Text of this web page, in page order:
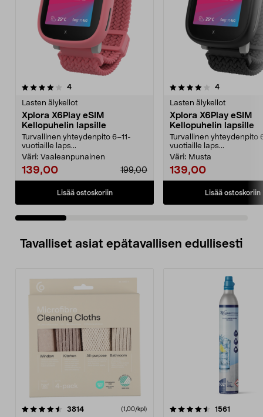
4arvostelut
Lasten älykellot
Xplora X6Play eSIM
Kellopuhelin lapsille
Turvallinen yhteydenpito 6–11-
vuotiaille laps...
Väri: Vaaleanpunainen
139,00 199,00
Lisää ostoskoriin
4.0 viidestä
4arvostelut
Lasten älykellot
Xplora X6Play eSIM
Kellopuhelin lapsille
Turvallinen yhteydenpito
vuotiaille laps...
Väri: Musta
139,00
Lisää ostoskoriin
5.0 viidestä
Tavalliset asiat epätavallisen edullisesti
3814arvostelut (1,00/kpl)
4.5viidestä
1561
4.5viidestä